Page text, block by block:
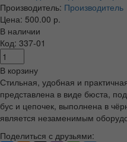
Производитель: Производитель
Цена: 500.00 р.
В наличии
Код: 337-01
В корзину
Стильная, удобная и
представлена в виде бюста,
бус и цепочек, выполнена в
является незаменимым
Поделиться с друзьями: